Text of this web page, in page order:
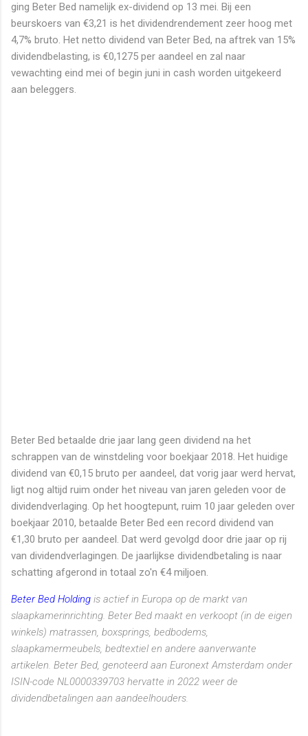
ging Beter Bed namelijk ex-dividend op 13 mei. Bij een
beurskoers van €3,21 is het dividendrendement zeer hoog met
4,7% bruto. Het netto dividend van Beter Bed, na aftrek van 15%
dividendbelasting, is €0,1275 per aandeel en zal naar
vewachting eind mei of begin juni in cash worden uitgekeerd
aan beleggers.
Beter Bed betaalde drie jaar lang geen dividend na het
schrappen van de winstdeling voor boekjaar 2018. Het huidige
dividend van €0,15 bruto per aandeel, dat vorig jaar werd hervat,
ligt nog altijd ruim onder het niveau van jaren geleden voor de
dividendverlaging. Op het hoogtepunt, ruim 10 jaar geleden over
boekjaar 2010, betaalde Beter Bed een record dividend van
€1,30 bruto per aandeel. Dat werd gevolgd door drie jaar op rij
van dividendverlagingen. De jaarlijkse dividendbetaling is naar
schatting afgerond in totaal zo'n €4 miljoen.
Beter Bed Holding is actief in Europa op de markt van
slaapkamerinrichting. Beter Bed maakt en verkoopt (in de eigen
winkels) matrassen, boxsprings, bedbodems,
slaapkamermeubels, bedtextiel en andere aanverwante
artikelen. Beter Bed, genoteerd aan Euronext Amsterdam onder
ISIN-code NL0000339703 hervatte in 2022 weer de
dividendbetalingen aan aandeelhouders.